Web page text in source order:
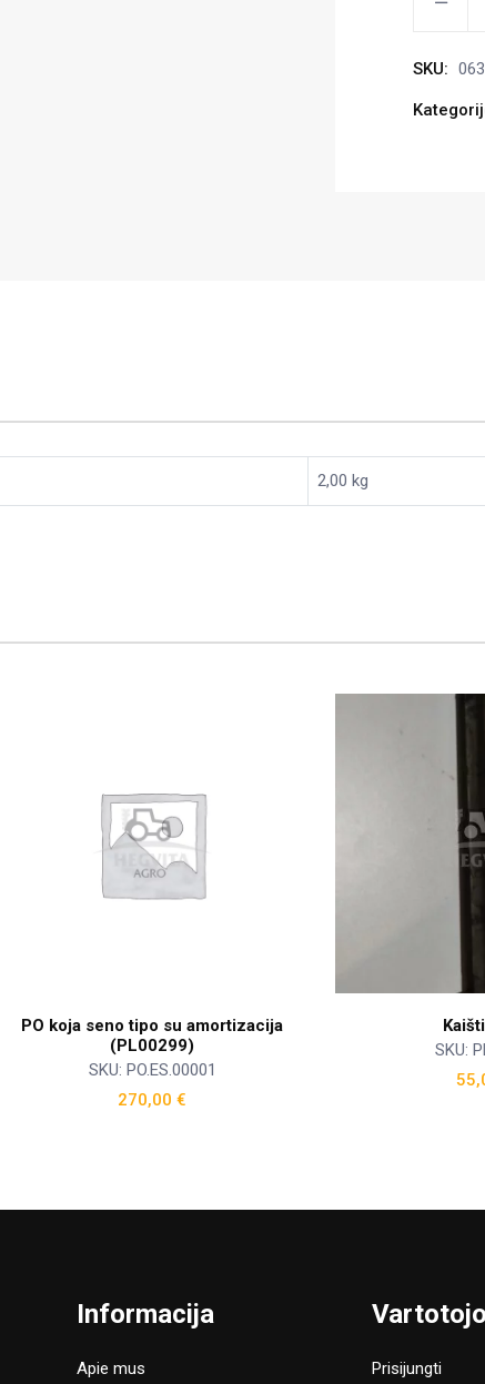
kiekis
SKU:
2,00 kg
PO koja seno tipo su amortizacija
(PL00299)
SKU: PO.ES.00001
270,00 €
SKU:
Informacija
Apie mus Prisijungti